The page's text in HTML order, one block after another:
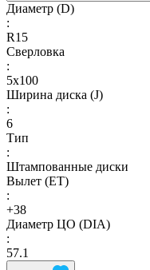
Диаметр (D)
:
R15
Сверловка
:
5х100
Ширина диска (J)
:
6
Тип
:
Штампованные диски
Вылет (ET)
:
+38
Диаметр ЦО (DIA)
:
57.1